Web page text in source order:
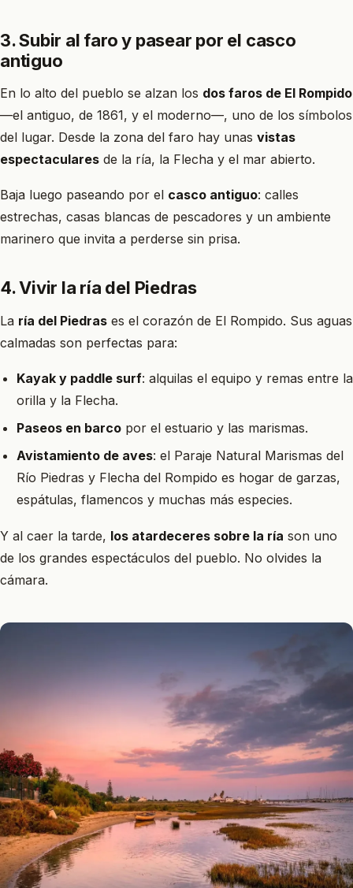
3. Subir al faro y pasear por el casco
antiguo
En lo alto del pueblo se alzan los dos faros de El Rompido
—el antiguo, de 1861, y el moderno—, uno de los símbolos
del lugar. Desde la zona del faro hay unas vistas
espectaculares de la ría, la Flecha y el mar abierto.
Baja luego paseando por el casco antiguo: calles
estrechas, casas blancas de pescadores y un ambiente
marinero que invita a perderse sin prisa.
4. Vivir la ría del Piedras
La ría del Piedras es el corazón de El Rompido. Sus aguas
calmadas son perfectas para:
Kayak y paddle surf: alquilas el equipo y remas entre la
orilla y la Flecha.
Paseos en barcopor el estuario y las marismas.
Avistamiento de aves: el Paraje Natural Marismas del
Río Piedras y Flecha del Rompido es hogar de garzas,
espátulas, flamencos y muchas más especies.
Y al caer la tarde, los atardeceres sobre la ría son uno
de los grandes espectáculos del pueblo. No olvides la
cámara.